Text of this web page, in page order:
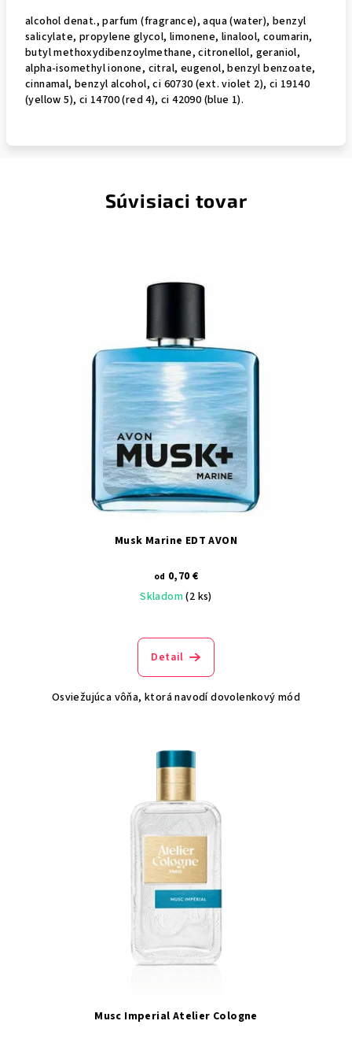
alcohol denat., parfum (fragrance), aqua (water), benzyl
salicylate, propylene glycol, limonene, linalool, coumarin,
butyl methoxydibenzoylmethane, citronellol, geraniol,
alpha-isomethyl ionone, citral, eugenol, benzyl benzoate,
cinnamal, benzyl alcohol, ci 60730 (ext. violet 2), ci 19140
(yellow 5), ci 14700 (red 4), ci 42090 (blue 1).
Súvisiaci tovar
Musk Marine EDT AVON
od 0,70 €
Skladom(2 ks)
Detail
Osviežujúca vôňa, ktorá navodí dovolenkový mód
Musc Imperial Atelier Cologne